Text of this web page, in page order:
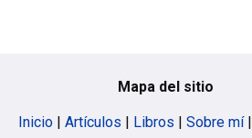
Mapa del sitio
Inicio | Artículos | Libros | Sobre mí|